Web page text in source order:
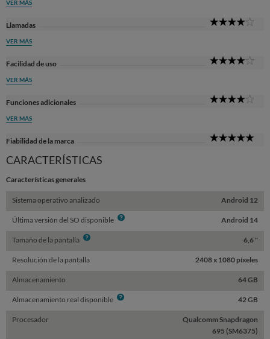
VER MÁS
Llamadas
VER MÁS
Facilidad de uso
VER MÁS
Funciones adicionales
VER MÁS
Fiabilidad de la marca
CARACTERÍSTICAS
Características generales
Sistema operativo analizado Android 12
Última versión del SO disponible Info Android 14
Tamaño de la pantalla Info 6,6 "
Resolución de la pantalla 2408 x 1080 píxeles
Almacenamiento 64 GB
Almacenamiento real disponible Info 42 GB
Procesador
Qualcomm Snapdragon
695 (SM6375)